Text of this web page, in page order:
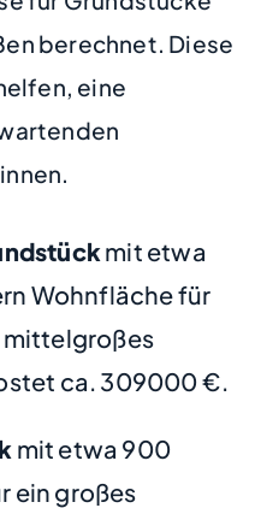
berechnet. Diese
eine
mit etwa
Wohnfläche für
mittelgroßes
ca. 309000 €.
mit etwa 900
ein großes